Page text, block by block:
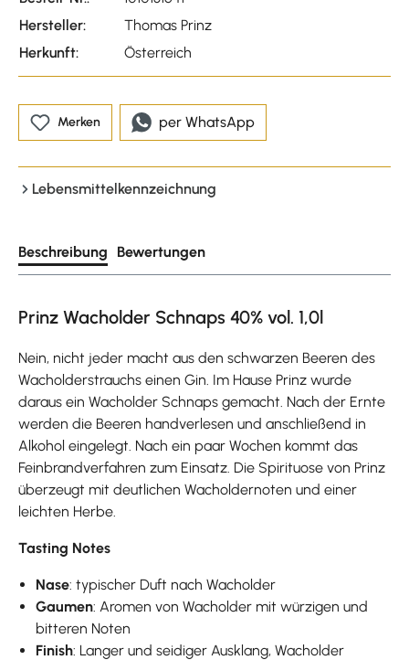
Hersteller:
Thomas Prinz
Herkunft:
Österreich
Merken per WhatsApp
Lebensmittelkennzeichnung
Beschreibung Bewertungen
Prinz Wacholder Schnaps 40% vol. 1,0l
Nein, nicht jeder macht aus den schwarzen Beeren des
Wacholderstrauchs einen Gin. Im Hause Prinz wurde
daraus ein Wacholder Schnaps gemacht. Nach der Ernte
werden die Beeren handverlesen und anschließend in
Alkohol eingelegt. Nach ein paar Wochen kommt das
Feinbrandverfahren zum Einsatz. Die Spirituose von Prinz
überzeugt mit deutlichen Wacholdernoten und einer
leichten Herbe.
Tasting Notes
Nase: typischer Duft nach Wacholder
Gaumen: Aromen von Wacholder mit würzigen und
bitteren Noten
Finish: Langer und seidiger Ausklang, Wacholder